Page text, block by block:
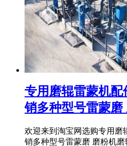
专用磨辊雷蒙机
销多种型号雷蒙磨
欢迎来到淘宝网选购专用磨
销多种型号雷蒙磨 磨粉机